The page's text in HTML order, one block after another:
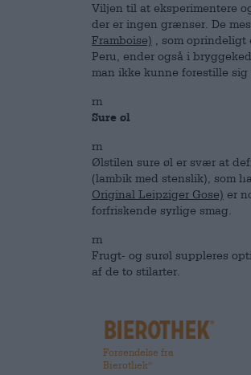
Viljen til at eksperimentere
der er ingen grænser. De
Framboise) , som
Peru, ender også i
man ikke kunne forestille sig
rn
Sure øl
rn
Ølstilen sure øl er svær at
(lambik med stenslik), som
Original Leipziger Gose) er
forfriskende syrlige smag.
rn
Frugt- og surøl suppleres
af de to stilarter.
Forsendelse fra
Bierothek®